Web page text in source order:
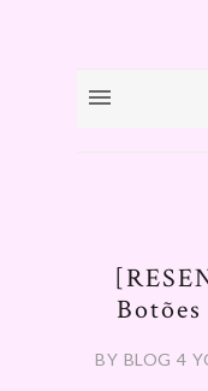
Botões
BY BLOG 4